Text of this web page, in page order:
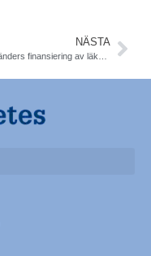
NÄSTA